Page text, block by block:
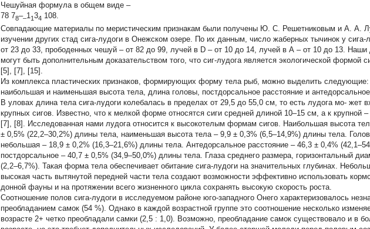
Чешуйная формула в общем виде –
78 78––1134 108.
Совпадающие материалы по меристическим признакам были получены Ю. С. Решетниковым и А. А.
изучении других стад сига-лудоги в Онежском озере. По их данным, число жаберных тычинок у сига-
от 23 до 33, прободенных чешуй – от 82 до 99, лучей в D – от 10 до 14, лучей в А – от 10 до 13. Наши
могут быть дополнительным доказательством того, что сиг-лудога является экологической формой
[5], [7], [15].
Из комплекса пластических признаков, формирующих форму тела рыб, можно выделить следующие:
наибольшая и наименьшая высота тела, длина головы, постдорсальное расстояние и антедорсальное
В уловах длина тела сига-лудоги колебалась в пределах от 29,5 до 55,0 см, то есть лудога мо- жет
крупных сигов. Известно, что к мелкой форме относятся сиги средней длиной 10–15 см, а к крупной
[7], [8]. Исследованная нами лудога относится к высокотелым формам сигов. Наибольшая высота
± 0,5% (22,2–30,2%) длины тела, наименьшая высота тела – 9,9 ± 0,3% (6,5–14,9%) длины тела.
небольшая – 18,9 ± 0,2% (16,3–21,6%) длины тела. Антедорсальное расстояние – 46,3 ± 0,4%
постдорсальное – 40,7 ± 0,5% (34,9–50,0%) длины тела. Глаза среднего размера, горизонтальный
(2,2–6,7%). Такая форма тела обеспечивает обитание сига-лудоги на значительных глубинах.
высокая часть вытянутой передней части тела создают возможности эффективно использовать
донной фауны и на протяжении всего жизненного цикла сохранять высокую скорость роста.
Соотношение полов сига-лудоги в исследуемом районе юго-западного Онего характеризовалось
преобладанием самок (54 %). Однако в каждой возрастной группе это соотношение несколько
возрасте 2+ четко преобладали самки (2,5 : 1,0). Возможно, преобладание самок существовало и в